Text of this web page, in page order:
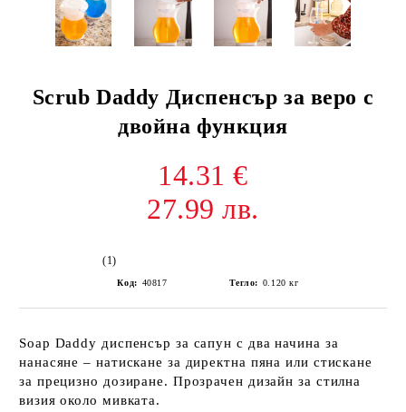
Scrub Daddy Диспенсър за веро с
двойна функция
14.31 €
27.99 лв.
(1)
Код: 40817 Тегло: 0.120 кг
Soap Daddy диспенсър за сапун с два начина за
нанасяне – натискане за директна пяна или стискане
за прецизно дозиране. Прозрачен дизайн за стилна
визия около мивката.